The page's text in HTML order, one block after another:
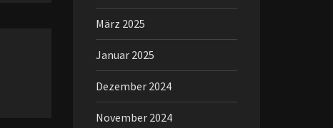
März 2025
Januar 2025
Dezember 2024
November 2024